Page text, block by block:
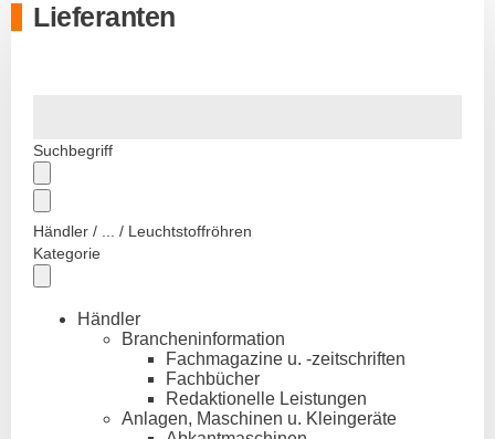
Lieferanten
Suchbegriff
Händler / ... / Leuchtstoffröhren
Kategorie
Händler
Brancheninformation
Fachmagazine u. -zeitschriften
Fachbücher
Redaktionelle Leistungen
Anlagen, Maschinen u. Kleingeräte